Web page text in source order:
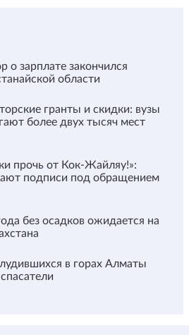
о зарплате закончился
области
гранты и скидки: вузы
более двух тысяч мест
прочь от Кок-Жайляу!»:
подписи под обращением
без осадков ожидается на
в горах Алматы